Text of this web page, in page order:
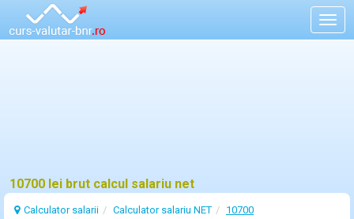
10700 lei brut calcul salariu net
Calculator salarii Calculator salariu NET 10700